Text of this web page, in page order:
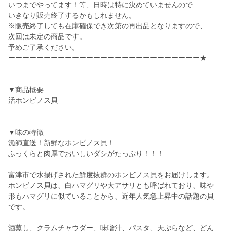
いつまでやってます！等、日時は特に決めていませんので
いきなり販売終了するかもしれません。
※販売終了しても在庫確保でき次第の再出品となりますので、
次回は未定の商品です。
予めご了承ください。
ーーーーーーーーーーーーーーーーーーーーーーーーーーー★
▼商品概要
活ホンビノス貝
▼味の特徴
漁師直送！新鮮なホンビノス貝！
ふっくらと肉厚でおいしいダシがたっぷり！！！
富津市で水揚げされた鮮度抜群のホンビノス貝をお届けします。
ホンビノス貝は、白ハマグリや大アサリとも呼ばれており、味や
形もハマグリに似ていることから、近年人気急上昇中の話題の貝
です。
酒蒸し、クラムチャウダー、味噌汁、パスタ、天ぷらなど、どん